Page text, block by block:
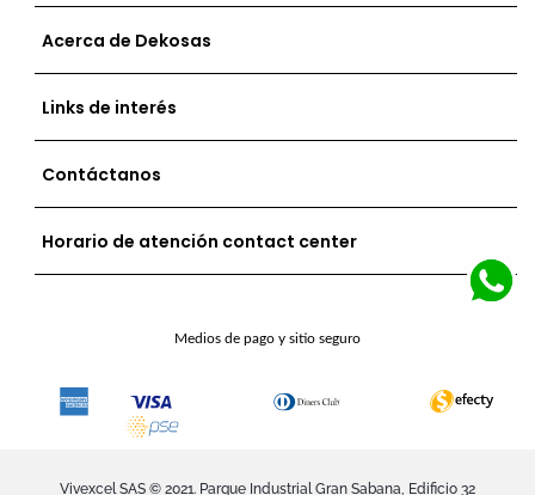
Acerca de Dekosas
Links de interés
Contáctanos
Horario de atención contact center
Medios de pago y sitio seguro
Vivexcel SAS © 2021. Parque Industrial Gran Sabana, Edificio 32